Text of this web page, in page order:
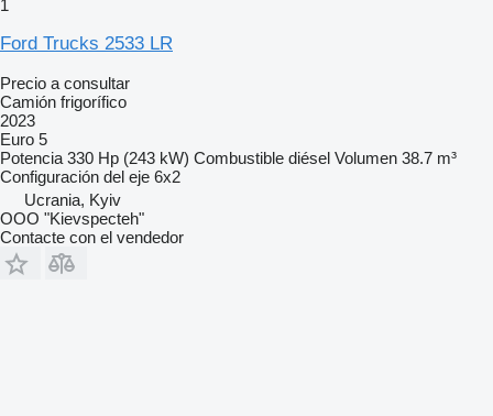
1
Ford Trucks 2533 LR
Precio a consultar
Camión frigorífico
2023
Euro 5
Potencia 330 Hp (243 kW) Combustible diésel Volumen 38.7 m³
Configuración del eje 6x2
Ucrania, Kyiv
OOO "Kievspecteh"
Contacte con el vendedor